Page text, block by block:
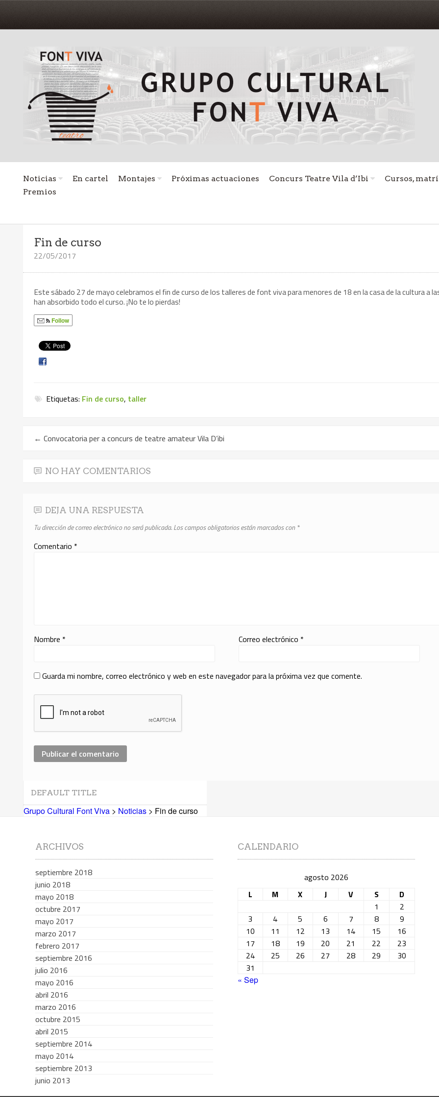
Noticias En cartel Montajes Próximas actuaciones Concurs Teatre Vila d’Ibi
Cursos,
Premios
Fin de curso
22/05/2017
Este sábado 27 de mayo celebramos el fin de curso de los talleres de font viva para menores de 18 en la casa de la cultura a
han absorbido todo el curso. ¡No te lo pierdas!
Follow
Etiquetas: Fin de curso, taller
← Convocatoria per a concurs de teatre amateur Vila D’ibi
NO HAY COMENTARIOS
DEJA UNA RESPUESTA
Tu dirección de correo electrónico no será publicada.Los campos obligatorios están marcados con *
Comentario *
Nombre * Correo electrónico *
Guarda mi nombre, correo electrónico y web en este navegador para la próxima vez que comente.
DEFAULT TITLE
Grupo Cultural Font Viva > Noticias > Fin de curso
ARCHIVOS
septiembre 2018
junio 2018
mayo 2018
octubre 2017
mayo 2017
marzo 2017
febrero 2017
septiembre 2016
julio 2016
mayo 2016
abril 2016
marzo 2016
octubre 2015
abril 2015
septiembre 2014
mayo 2014
septiembre 2013
junio 2013
CALENDARIO
agosto 2026
L
M X J V S
D
1
2
3
4 5 6 7 8
9
10
11 12 13 14 15
16
17
18 19 20 21 22
23
24
25 26 27 28 29
30
31
« Sep